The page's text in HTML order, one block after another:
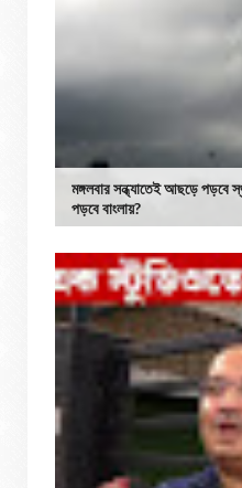
মঙ্গলবার সন্ধ্যাতেই আছড়ে পড়বে
পড়বে বাংলায়?